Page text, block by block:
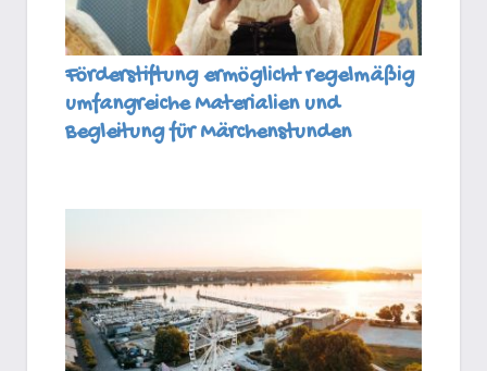
Förderstiftung ermöglicht regelmäßig
umfangreiche Materialien und
Begleitung für Märchenstunden